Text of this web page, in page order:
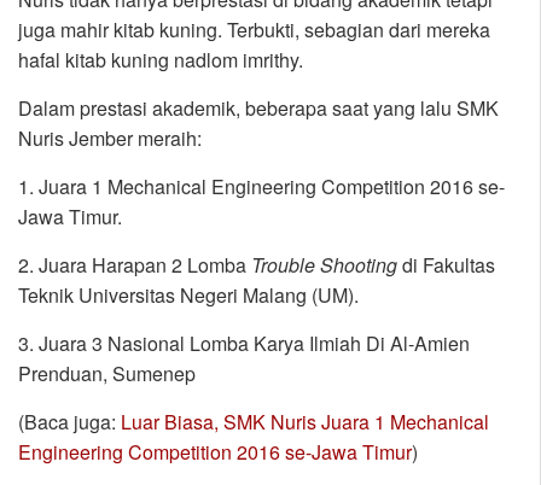
juga mahir kitab kuning. Terbukti, sebagian dari mereka
hafal kitab kuning nadlom imrithy.
Dalam prestasi akademik, beberapa saat yang lalu SMK
Nuris Jember meraih:
1. Juara 1 Mechanical Engineering Competition 2016 se-
Jawa Timur.
2. Juara Harapan 2 Lomba Trouble Shootingdi Fakultas
Teknik Universitas Negeri Malang (UM).
3. Juara 3 Nasional Lomba Karya Ilmiah Di Al-Amien
Prenduan, Sumenep
(Baca juga: Luar Biasa, SMK Nuris Juara 1 Mechanical
Engineering Competition 2016 se-Jawa Timur)